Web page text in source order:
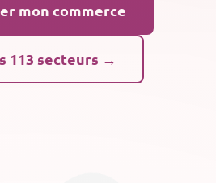
mon commerce
113 secteurs →